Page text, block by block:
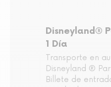
Disneyland®
1 Día
Transporte en
Disneyland ®
Billete de